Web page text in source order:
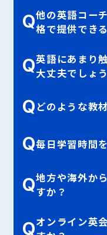
Q他の英語コー
格で提供でき
Q英語にあまり
大丈夫でしょ
Qどのような教
Q毎日学習時間
Q地方や海外か
すか？
Qオンライン英